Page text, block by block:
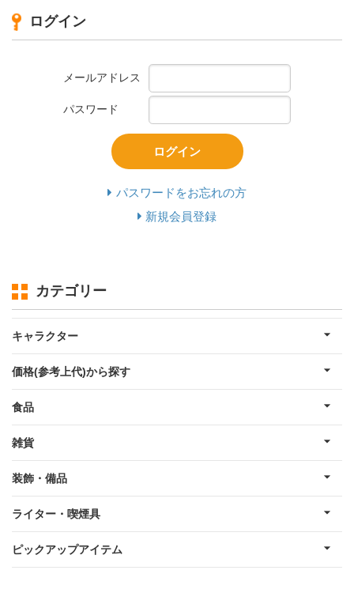
ログイン
メールアドレス
パスワード
ログイン
パスワードをお忘れの方
新規会員登録
カテゴリー
キャラクター
価格(参考上代)から探す
食品
雑貨
装飾・備品
ライター・喫煙具
ピックアップアイテム